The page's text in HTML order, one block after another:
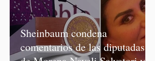
Sheinbaum condena
comentarios de las diputadas